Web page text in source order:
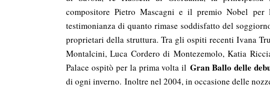
compositore Pietro Mascagni e il premio Nobel per
testimonianza di quanto rimase soddisfatto del
proprietari della struttura. Tra gli ospiti recenti Ivana
Montalcini, Luca Cordero di Montezemolo, Katia
Palace ospitò per la prima volta ilGran Ballo delle
di ogni inverno. Inoltre nel 2004, in occasione delle